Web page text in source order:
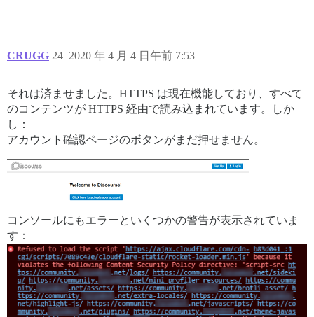
CRUGG 2020 年 4 月 4 日午前 7:53
24
それは済ませました。HTTPS は現在機能しており、すべて
のコンテンツが HTTPS 経由で読み込まれています。しか
し：
アカウント確認ページのボタンがまだ押せません。
コンソールにもエラーといくつかの警告が表示されていま
す：